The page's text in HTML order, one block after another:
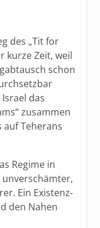
des „Tit for
kurze Zeit, weil
schon
das
zusammen
Teherans
Regime in
Ein Existenz-
den Nahen